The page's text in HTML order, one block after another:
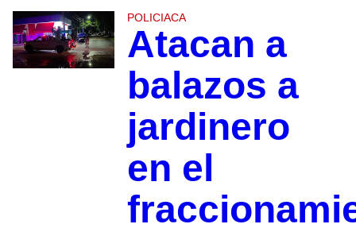
POLICIACA
Atacan a
balazos a
jardinero
en el